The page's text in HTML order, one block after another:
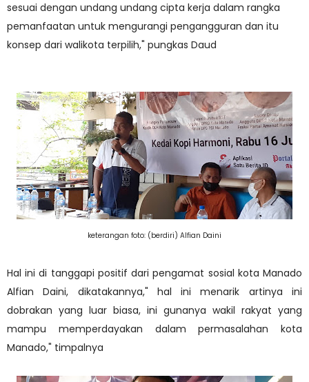
sesuai dengan undang undang cipta kerja dalam rangka
pemanfaatan untuk mengurangi pengangguran dan itu
konsep dari walikota terpilih," pungkas Daud
keterangan foto: (berdiri) Alfian Daini
Hal ini di tanggapi positif dari pengamat sosial kota Manado
Alfian Daini, dikatakannya," hal ini menarik artinya ini
dobrakan yang luar biasa, ini gunanya wakil rakyat yang
mampu memperdayakan dalam permasalahan kota
Manado," timpalnya